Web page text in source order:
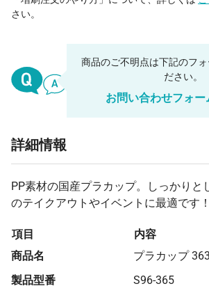
さい。
商品のご不明点は下記のフォ
ださい。
お問い合わせフォー
詳細情報
PP素材の国産プラカップ。しっかりと
のテイクアウトやイベントに最適です！
項目
内容
商品名
プラカップ
製品型番
S96-365